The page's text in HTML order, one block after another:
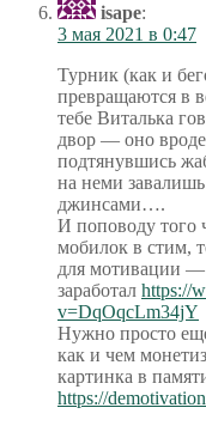
isape:
3 мая 2021 в 0:47
Турник (как и
превращаются в
тебе Виталька
двор — оно вроде
подтянувшись
на неми
джинсами….
И поповоду того
мобилок в стим,
для мотивации —
заработал https://
v=DqOqcLm34jY
Нужно просто
как и чем
картинка в
https://